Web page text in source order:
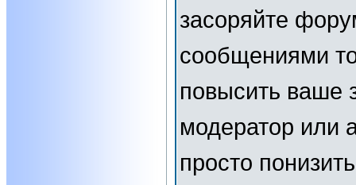
засоряйте
сообщениями
повысить ваше
модератор или
просто